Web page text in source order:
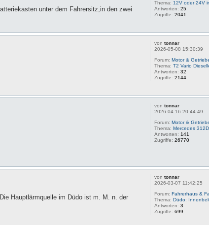
Thema: 12V oder 24V
Antworten:25
Zugriffe:2041
unter dem Fahrersitz,in den zwei
vontonnar
2026-05-08 15:30:39
Forum:Motor &
Thema:T2 Vario
Antworten:32
Zugriffe:2144
vontonnar
2026-04-16 20:44:49
Forum:Motor &
Thema:Mercedes
Antworten: 141
Zugriffe:26770
vontonnar
2026-03-07 11:42:25
Forum:Fahrerhaus &
Thema:Düdo:
Antworten:3
Zugriffe:699
Hauptlärmquelle im Düdo ist m. M. n. der